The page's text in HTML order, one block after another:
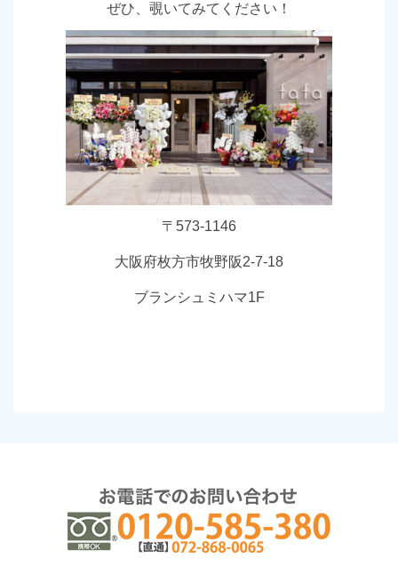
ぜひ、覗いてみてください！
〒573-1146
大阪府枚方市牧野阪2-7-18
ブランシュミハマ1F